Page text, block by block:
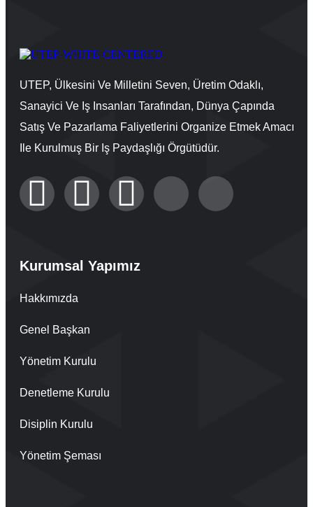
UTEP, Ülkesini Ve Milletini Seven, Üretim Odaklı,
Sanayici Ve Iş Insanları Tarafından, Dünya Çapında
Satış Ve Pazarlama Faliyetlerini Organize Etmek Amacı
Ile Kurulmuş Bir Iş Paydaşlığı Örgütüdür.
Kurumsal Yapımız
Hakkımızda
Genel Başkan
Yönetim Kurulu
Denetleme Kurulu
Disiplin Kurulu
Yönetim Şeması